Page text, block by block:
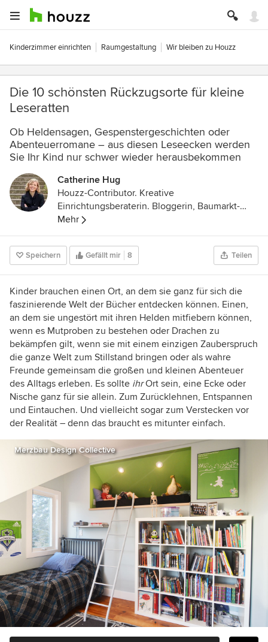
Kinderzimmer einrichten Raumgestaltung Wir bleiben zu Houzz
Die 10 schönsten Rückzugsorte für kleine
Leseratten
Ob Heldensagen, Gespenstergeschichten oder
Abenteuerromane – aus diesen Leseecken werden
Sie Ihr Kind nur schwer wieder herausbekommen
Catherine Hug
Houzz-Contributor. Kreative
Einrichtungsberaterin. Bloggerin, Baumarkt-
Stammkundin und DIY-Expertin. Mutter zweier
Töchter und stolze Besitzerin eines sehr alten
Wohnwagens mit Vorliebe für Schlichtes,
Schönes und Skandinavien.
Mehr
Speichern Gefällt mir 8 Teilen
Kinder brauchen einen Ort, an dem sie ganz für sich die
faszinierende Welt der Bücher entdecken können. Einen,
an dem sie ungestört mit ihren Helden mitfiebern können,
wenn es Mutproben zu bestehen oder Drachen zu
bekämpfen gilt, wenn sie mit einem einzigen Zauberspruch
die ganze Welt zum Stillstand bringen oder als wahre
Freunde gemeinsam die großen und kleinen Abenteuer
des Alltags erleben. Es sollte ihrOrt sein, eine Ecke oder
Nische ganz für sie allein. Zum Zurücklehnen, Entspannen
und Eintauchen. Und vielleicht sogar zum Verstecken vor
der Realität – denn das braucht es mitunter einfach.
Merzbau Design Collective